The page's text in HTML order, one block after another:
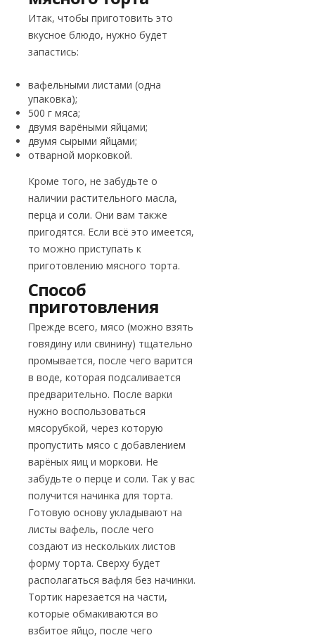
Итак, чтобы приготовить это
вкусное блюдо, нужно будет
запастись:
вафельными листами (одна
упаковка);
500 г мяса;
двумя варёными яйцами;
двумя сырыми яйцами;
отварной морковкой.
Кроме того, не забудьте о
наличии растительного масла,
перца и соли. Они вам также
пригодятся. Если всё это имеется,
то можно приступать к
приготовлению мясного торта.
Способ
приготовления
Прежде всего, мясо (можно взять
говядину или свинину) тщательно
промывается, после чего варится
в воде, которая подсаливается
предварительно. После варки
нужно воспользоваться
мясорубкой, через которую
пропустить мясо с добавлением
варёных яиц и моркови. Не
забудьте о перце и соли. Так у вас
получится начинка для торта.
Готовую основу укладывают на
листы вафель, после чего
создают из нескольких листов
форму торта. Сверху будет
располагаться вафля без начинки.
Тортик нарезается на части,
которые обмакиваются во
взбитое яйцо, после чего